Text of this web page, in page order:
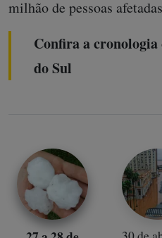
milhão de pessoas
Confira a
do Sul